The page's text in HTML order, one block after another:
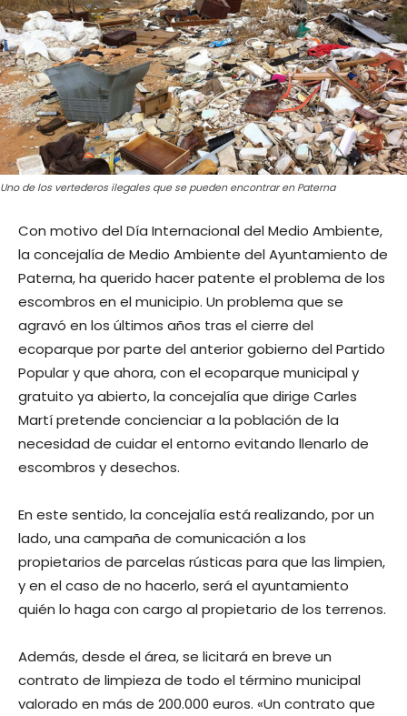
Uno de los vertederos ilegales que se pueden encontrar en Paterna
Con motivo del Día Internacional del Medio Ambiente,
la concejalía de Medio Ambiente del Ayuntamiento de
Paterna, ha querido hacer patente el problema de los
escombros en el municipio. Un problema que se
agravó en los últimos años tras el cierre del
ecoparque por parte del anterior gobierno del Partido
Popular y que ahora, con el ecoparque municipal y
gratuito ya abierto, la concejalía que dirige Carles
Martí pretende concienciar a la población de la
necesidad de cuidar el entorno evitando llenarlo de
escombros y desechos.
En este sentido, la concejalía está realizando, por un
lado, una campaña de comunicación a los
propietarios de parcelas rústicas para que las limpien,
y en el caso de no hacerlo, será el ayuntamiento
quién lo haga con cargo al propietario de los terrenos.
Además, desde el área, se licitará en breve un
contrato de limpieza de todo el término municipal
valorado en más de 200.000 euros. «Un contrato que